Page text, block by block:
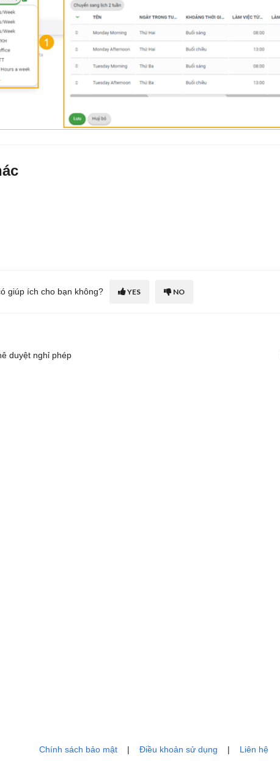
giúp ích cho bạn không? YES NO
duyệt nghỉ phép
Chính sách bảo mật | Điều khoản sử dụng | Liên hệ